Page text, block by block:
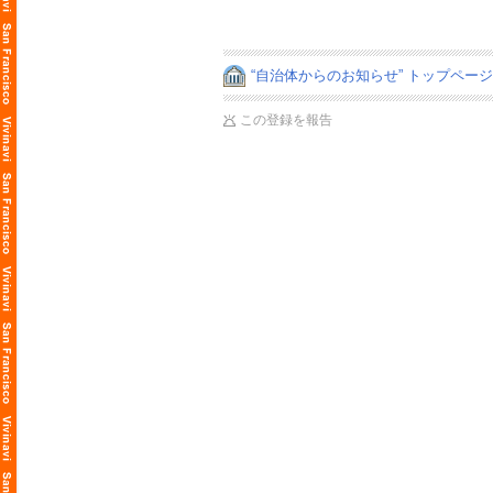
“自治体からのお知らせ” トップペー
この登録を報告